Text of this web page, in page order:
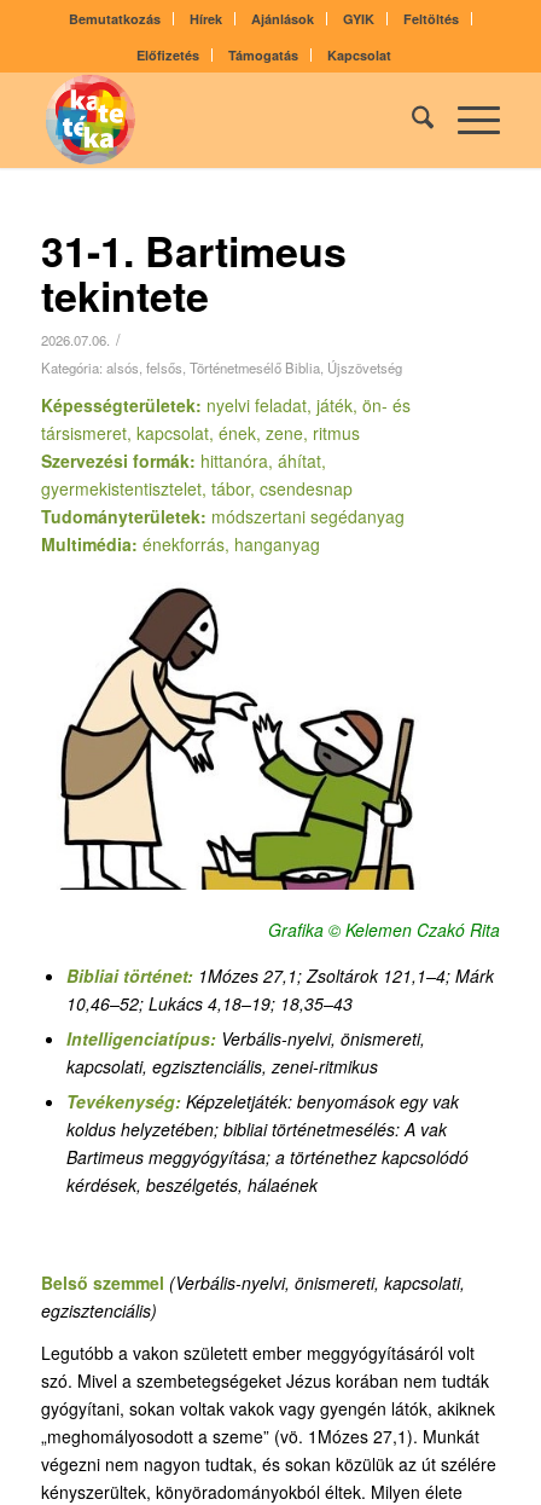
Bemutatkozás Hírek Ajánlások GYIK
Feltöltés
Előfizetés
Támogatás Kapcsolat
31-1. Bartimeus
tekintete
2026.07.06. /
Kategória: alsós felsős Történetmesélő Biblia, Újszövetség
Képességterületek: nyelvi feladat, játék, ön- és
társismeret, kapcsolat, ének, zene, ritmus
Szervezési formák: hittanóra, áhítat,
gyermekistentisztelet, tábor, csendesnap
Tudományterületek: módszertani segédanyag
Multimédia: énekforrás, hanganyag
Grafika © Kelemen Czakó Rita
Bibliai történet:1Mózes 27,1;Zsoltárok 121,1–4; Márk
10,46–52; Lukács 4,18–19; 18,35–43
Intelligenciatípus: Verbális-nyelvi, önismereti,
kapcsolati, egzisztenciális, zenei-ritmikus
Tevékenység: Képzeletjáték: benyomások egy vak
koldus helyzetében;bibliai történetmesélés: A vak
Bartimeus meggyógyítása; a történethez kapcsolódó
kérdések, beszélgetés, hálaének
Belső szemmel (Verbális-nyelvi, önismereti, kapcsolati,
egzisztenciális)
Legutóbb a vakon született ember meggyógyításáról volt
szó. Mivel a szembetegségeket Jézus korában nem tudták
gyógyítani, sokan voltak vakok vagy gyengén látók, akiknek
„meghomályosodott a szeme” (vö. 1Mózes 27,1). Munkát
végezni nem nagyon tudtak, és sokan közülük az út szélére
kényszerültek, könyöradományokból éltek. Milyen élete